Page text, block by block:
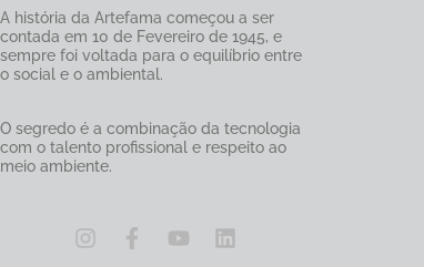
A história da Artefama começou a ser
contada em 10 de Fevereiro de 1945, e
sempre foi voltada para o equilíbrio entre
o social e o ambiental.
O segredo é a combinação da tecnologia
com o talento profissional e respeito ao
meio ambiente.